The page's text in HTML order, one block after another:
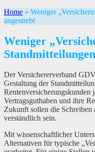
Home » Weniger
angestrebt
Weniger
Der Versichererverband
Gestaltung der
Rentenversicherungskunden
Vertragsguthaben und ihre
Zukunft sollen die Schreiben
verständlich sein.
Mit wissenschaftlicher
Alternativen für typische